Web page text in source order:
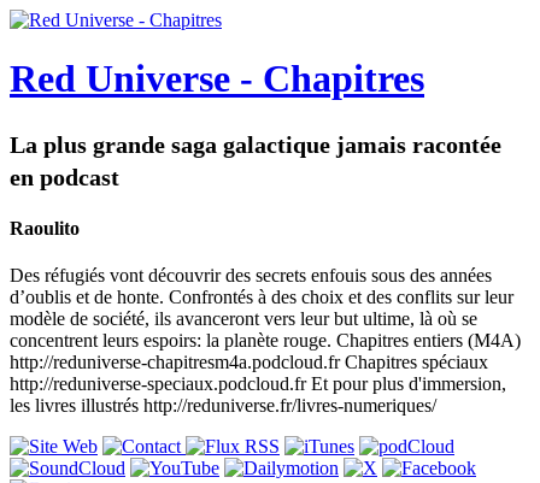
Red Universe - Chapitres
La plus grande saga galactique jamais racontée
en podcast
Raoulito
Des réfugiés vont découvrir des secrets enfouis sous des années
d’oublis et de honte. Confrontés à des choix et des conflits sur leur
modèle de société, ils avanceront vers leur but ultime, là où se
concentrent leurs espoirs: la planète rouge. Chapitres entiers (M4A)
http://reduniverse-chapitresm4a.podcloud.fr Chapitres spéciaux
http://reduniverse-speciaux.podcloud.fr Et pour plus d'immersion,
les livres illustrés http://reduniverse.fr/livres-numeriques/